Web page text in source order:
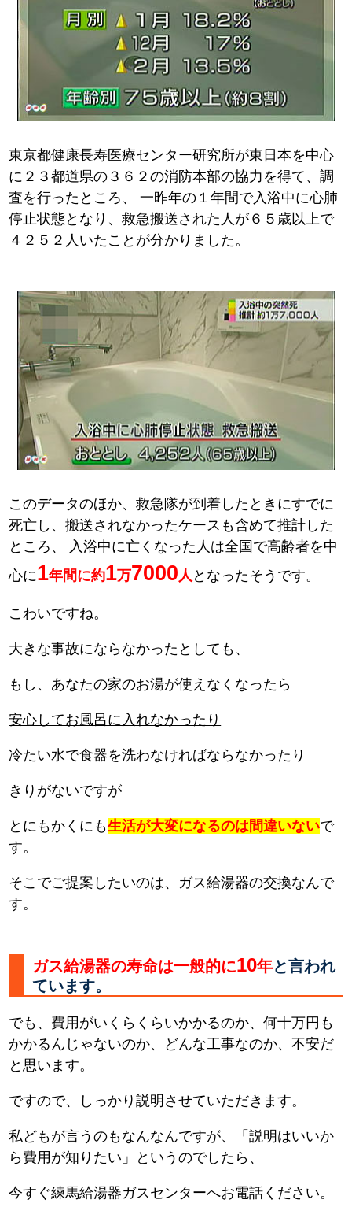
東京都健康長寿医療センター研究所が東日本を中心
に２３都道県の３６２の消防本部の協力を得て、調
査を行ったところ、
一昨年の１年間で入浴中に心肺
停止状態となり、救急搬送された人が６５歳以上で
４２５２人いたことが分かりました。
このデータのほか、救急隊が到着したときにすでに
死亡し、搬送されなかったケースも含めて推計した
ところ、
入浴中に亡くなった人は全国で高齢者を中
心に1年間に約1万7000 人 となったそうです。
こわいですね。
大きな事故にならなかったとしても、
もし、あなたの家のお湯が使えなくなったら
安心してお風呂に入れなかったり
冷たい水で食器を洗わなければならなかったり
きりがないですが
とにもかくにも生活が大変になるのは間違いないで
す。
そこでご提案したいのは、ガス給湯器の交換なんで
す。
ガス給湯器の寿命は一般的に10年と言われ
ています。
でも、費用がいくらくらいかかるのか、何十万円も
かかるんじゃないのか、どんな工事なのか、不安だ
と思います。
ですので、しっかり説明させていただきます。
私どもが言うのもなんなんですが、「説明はいいか
ら費用が知りたい」というのでしたら、
今すぐ練馬給湯器ガスセンターへお電話ください。